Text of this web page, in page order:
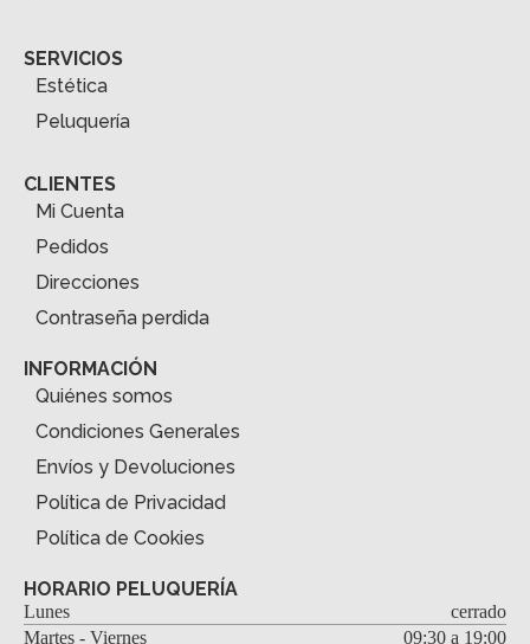
SERVICIOS
Estética
Peluquería
CLIENTES
Mi Cuenta
Pedidos
Direcciones
Contraseña perdida
INFORMACIÓN
Quiénes somos
Condiciones Generales
Envíos y Devoluciones
Política de Privacidad
Política de Cookies
HORARIO PELUQUERÍA
Lunes
cerrado
Martes - Viernes
09:30 a 19:00